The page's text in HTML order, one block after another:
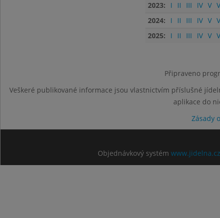
2023:
I II III IV V
2024:
I II III IV V
2025:
I II III IV V
Připraveno
Veškeré publikované informace jsou vlastnictvím příslušné
aplikace do
Zásady
Objednávkový systém www.jidelna.cz